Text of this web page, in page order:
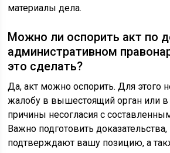
материалы дела.
Можно ли оспорить акт по
административном
это сделать?
Да, акт можно оспорить. Для этого
жалобу в вышестоящий орган или в
причины несогласия с
Важно подготовить
подтверждают вашу позицию, а